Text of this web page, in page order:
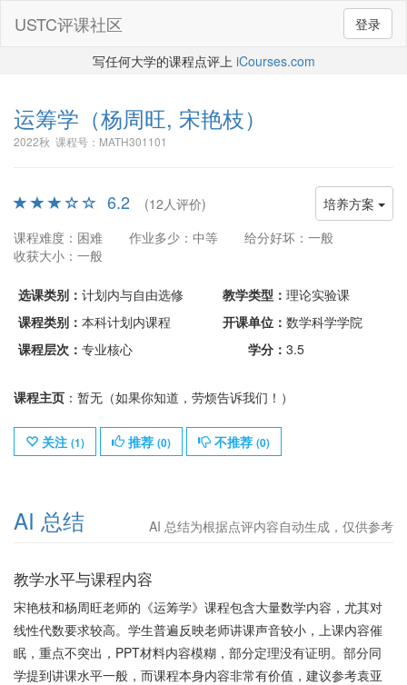
登录
USTC评课社区
写任何大学的课程点评上 iCourses.com
运筹学 （杨周旺, 宋艳枝）
2022秋 课程号：MATH301101
培养方案
6.2
(12人评价)
课程难度：困难
作业多少：中等
给分好坏：一般
收获大小：一般
选课类别： 计划内与自由选修 教学类型： 理论实验课
课程类别： 本科计划内课程 开课单位： 数学科学学院
课程层次： 专业核心 学分： 3.5
课程主页 ：暂无（如果你知道，劳烦告诉我们！）
关注 (1) 推荐 (0) 不推荐 (0)
AI 总结 AI 总结为根据点评内容自动生成，仅供参考
教学水平与课程内容
宋艳枝和杨周旺老师的《运筹学》课程包含大量数学内容，尤其对
线性代数要求较高。学生普遍反映老师讲课声音较小，上课内容催
眠，重点不突出，PPT材料内容模糊，部分定理没有证明。部分同
学提到讲课水平一般，而课程本身内容非常有价值，建议参考袁亚